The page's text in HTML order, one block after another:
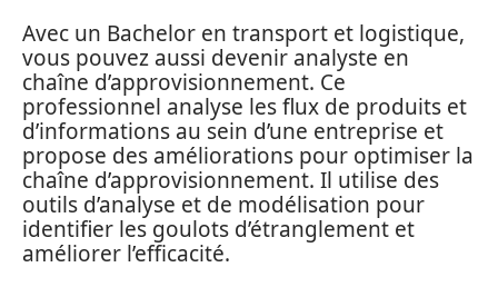
Avec un Bachelor en transport et logistique,
vous pouvez aussi devenir analyste en
chaîne d’approvisionnement. Ce
professionnel analyse les flux de produits et
d’informations au sein d’une entreprise et
propose des améliorations pour optimiser la
chaîne d’approvisionnement. Il utilise des
outils d’analyse et de modélisation pour
identifier les goulots d’étranglement et
améliorer l’efficacité.